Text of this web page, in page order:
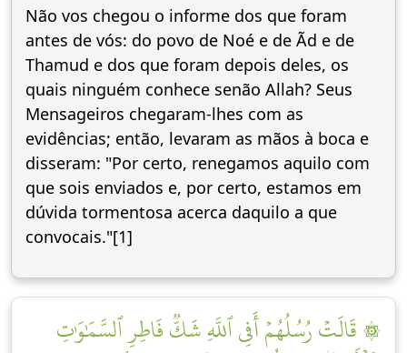
Não vos chegou o informe dos que foram
antes de vós: do povo de Noé e de Ãd e de
Thamud e dos que foram depois deles, os
quais ninguém conhece senão Allah? Seus
Mensageiros chegaram-lhes com as
evidências; então, levaram as mãos à boca e
disseram: "Por certo, renegamos aquilo com
que sois enviados e, por certo, estamos em
dúvida tormentosa acerca daquilo a que
convocais."[1]
۞ قَالَتۡ رُسُلُهُمۡ أَفِي ٱللَّهِ شَكّٞ فَاطِرِ ٱلسَّمَٰوَٰتِ